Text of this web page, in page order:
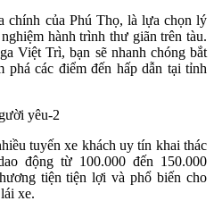
chính của Phú Thọ, là lựa chọn lý
hành trình thư giãn trên tàu.
Việt Trì, bạn sẽ nhanh chóng bắt
phá các điểm đến hấp dẫn tại tỉnh
tuyến xe khách uy tín khai thác
động từ 100.000 đến 150.000
tiện tiện lợi và phổ biến cho
xe.